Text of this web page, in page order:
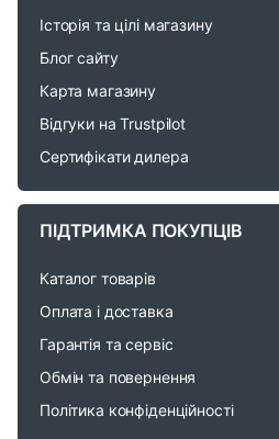
C
Історія та цілі магазину
Блог сайту
Карта магазину
Відгуки на Trustpilot
Сертифікати дилера
ПІДТРИМКА ПОКУПЦІВ
Каталог товарів
Оплата і доставка
Гарантія та сервіс
Обмін та повернення
Політика конфіденційності